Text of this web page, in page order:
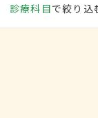
診療科目で絞り込